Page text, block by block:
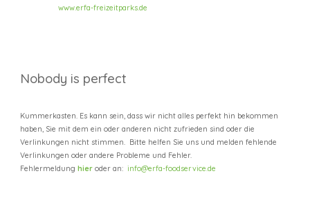
www.erfa-freizeitparks.de
Nobody is perfect
Kummerkasten. Es kann sein, dass wir nicht alles perfekt hin bekommen
haben, Sie mit dem ein oder anderen nicht zufrieden sind oder die
Verlinkungen nicht stimmen. Bitte helfen Sie uns und melden fehlende
Verlinkungen oder andere Probleme und Fehler.
Fehlermeldunghier oder an:info@erfa-foodservice.de